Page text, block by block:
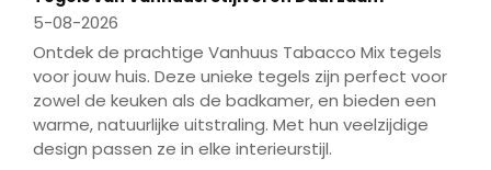
5-08-2026
Ontdek de prachtige Vanhuus Tabacco Mix tegels
voor jouw huis. Deze unieke tegels zijn perfect voor
zowel de keuken als de badkamer, en bieden een
warme, natuurlijke uitstraling. Met hun veelzijdige
design passen ze in elke interieurstijl.